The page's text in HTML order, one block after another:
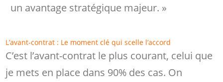
un avantage stratégique majeur. »
L’avant-contrat : Le moment clé qui scelle l’accord
C’est l’avant-contrat le plus courant, celui que
je mets en place dans 90% des cas. On